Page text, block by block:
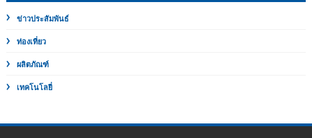
ข่าวประสัมพันธ์
ท่องเที่ยว
ผลิตภัณฑ์
เทคโนโลยี่